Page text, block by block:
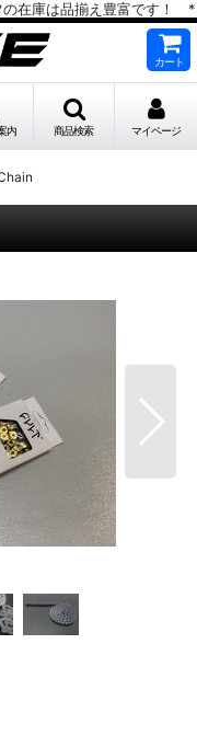
の在庫は品揃え豊富です！ *
カート
内 商品検索 マイページ